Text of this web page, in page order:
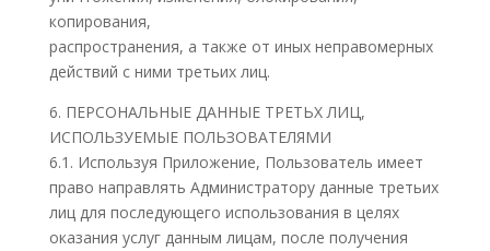
копирования,
распространения, а также от иных неправомерных
действий с ними третьих лиц.
6. ПЕРСОНАЛЬНЫЕ ДАННЫЕ ТРЕТЬХ ЛИЦ,
ИСПОЛЬЗУЕМЫЕ ПОЛЬЗОВАТЕЛЯМИ
6.1. Используя Приложение, Пользователь имеет
право направлять Администратору данные третьих
лиц для последующего использования в целях
оказания услуг данным лицам, после получения